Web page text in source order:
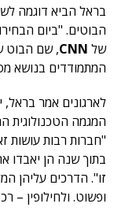
בראל הביא דוגמה
הבוטים. "ביום
של CNN, שם הבוט
המתמודדים בנושא
לארגונים אמר
המגמה הטכנולוגית
"חברות רבות עושות
בתוך שנה הן יאבדו
ופשוט. ולחילופין –